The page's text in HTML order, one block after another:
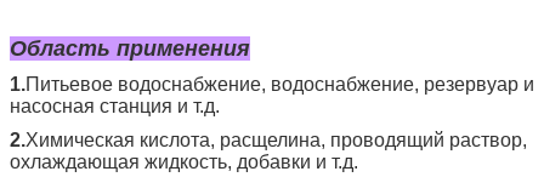
Область применения
1.Питьевое водоснабжение, водоснабжение, резервуар и
насосная станция и т.д.
2.Химическая кислота, расщелина, проводящий раствор,
охлаждающая жидкость, добавки и т.д.